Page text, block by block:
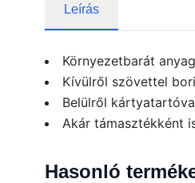
Leírás
Környezetbarát
Kívülről szövettel
Belülről
Akár támasztékként
Hasonló